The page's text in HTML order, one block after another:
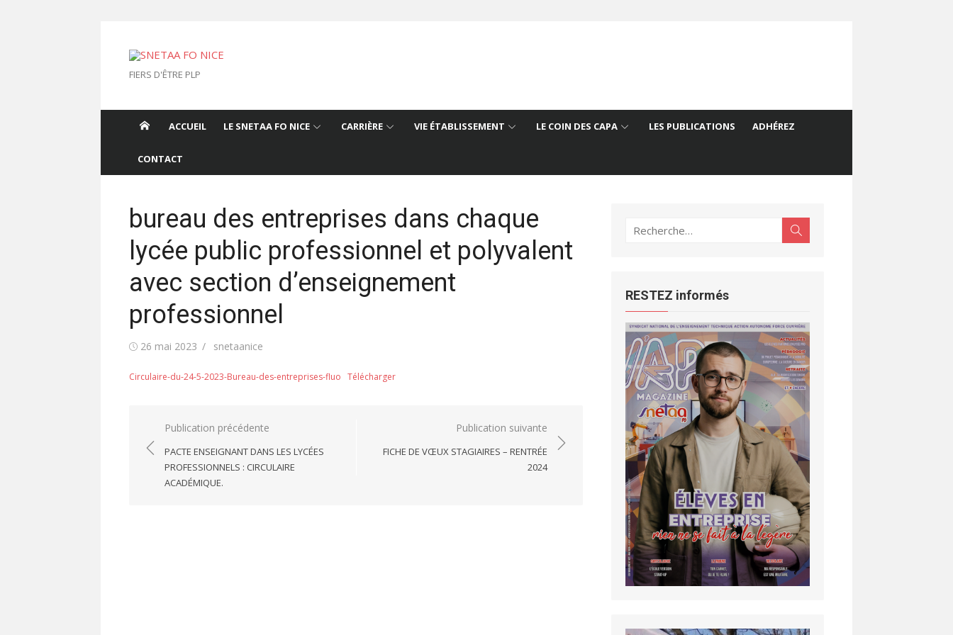
FIERS D'ÊTRE PLP
ACCUEIL LE SNETAA FO NICE CARRIÈRE VIE ÉTABLISSEMENT LE COIN DES CAPA LES PUBLICATIONS ADHÉREZ
CONTACT
bureau des entreprises dans chaque
lycée public professionnel et polyvalent
avec section d’enseignement
professionnel
Publié26 mai 2023 Auteur/autrice
snetaanice
Circulaire-du-24-5-2023-Bureau-des-entreprises-fluo Télécharger
Navigation
de
l’article
Publication précédente
PACTE ENSEIGNANT DANS LES LYCÉES
PROFESSIONNELS : CIRCULAIRE
ACADÉMIQUE.
Publication suivante
FICHE DE VŒUX STAGIAIRES – RENTRÉE
2024
Recherche
RESTEZ informés